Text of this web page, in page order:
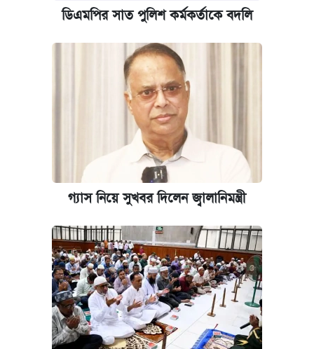
ডিএমপির সাত পুলিশ কর্মকর্তাকে বদলি
গ্যাস নিয়ে সুখবর দিলেন জ্বালানিমন্ত্রী